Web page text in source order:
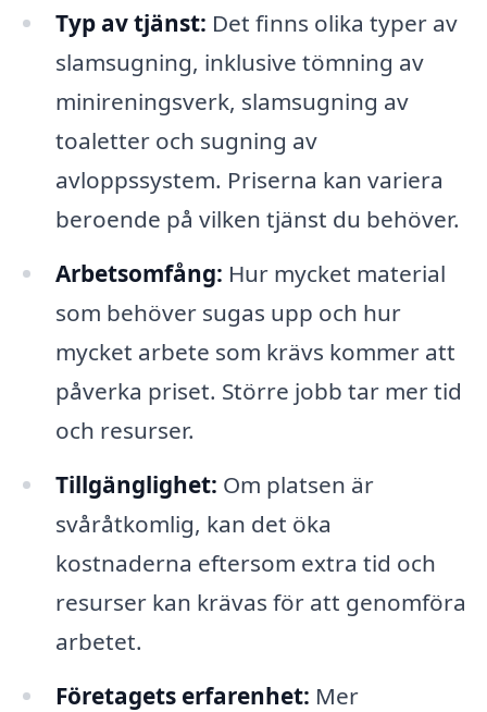
Typ av tjänst: Det finns olika typer av
slamsugning, inklusive tömning av
minireningsverk, slamsugning av
toaletter och sugning av
avloppssystem. Priserna kan variera
beroende på vilken tjänst du behöver.
Arbetsomfång: Hur mycket material
som behöver sugas upp och hur
mycket arbete som krävs kommer att
påverka priset. Större jobb tar mer tid
och resurser.
Tillgänglighet: Om platsen är
svåråtkomlig, kan det öka
kostnaderna eftersom extra tid och
resurser kan krävas för att genomföra
arbetet.
Företagets erfarenhet: Mer